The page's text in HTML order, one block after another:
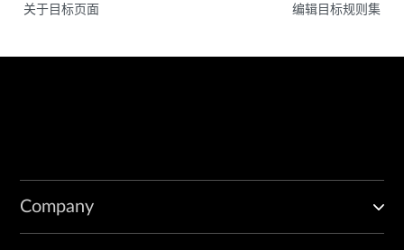
关于目标页面 编辑目标规则集
Company